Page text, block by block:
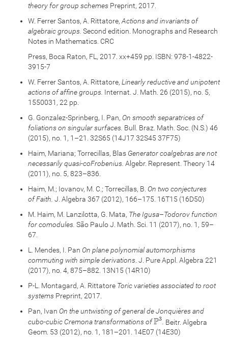
theory for group schemes Preprint, 2017.
W. Ferrer Santos, A. Rittatore, Actions and invariants of
algebraic groups. Second edition. Monographs and Research
Notes in Mathematics. CRC
Press, Boca Raton, FL, 2017. xx+459 pp. ISBN: 978-1-4822-
3915-7
W. Ferrer Santos, A. Rittatore, Linearly reductive and unipotent
actions of affine groups. Internat. J. Math. 26 (2015), no. 5,
1550031, 22 pp.
G. Gonzalez-Sprinberg, I. Pan, On smooth separatrices of
foliations on singular surfaces. Bull. Braz. Math. Soc. (N.S.) 46
(2015), no. 1, 1–21. 32S65 (14J17 32S45 37F75)
Haim, Mariana; Torrecillas, Blas Generator coalgebras are not
necessarily quasi-coFrobenius. Algebr. Represent. Theory 14
(2011), no. 5, 823–836.
Haim, M.; Iovanov, M. C.; Torrecillas, B. On two conjectures
of Faith. J. Algebra 367 (2012), 166–175. 16T15 (16D50)
M. Haim, M. Lanzilotta, G. Mata, The Igusa–Todorov function
for comodules. São Paulo J. Math. Sci. 11 (2017), no. 1, 59–
67.
L. Mendes, I. Pan On plane polynomial automorphisms
commuting with simple derivations . J. Pure Appl. Algebra 221
(2017), no. 4, 875–882. 13N15 (14R10)
P-L. Montagard, A. Rittatore Toric varieties associated to root
systems Preprint, 2017.
Pan, Ivan On the untwisting of general de Jonquières and
cubo-cubic Cremona transformations ofP3
P3
. Beitr. Algebra
Geom. 53 (2012), no. 1, 181–201. 14E07 (14E30)